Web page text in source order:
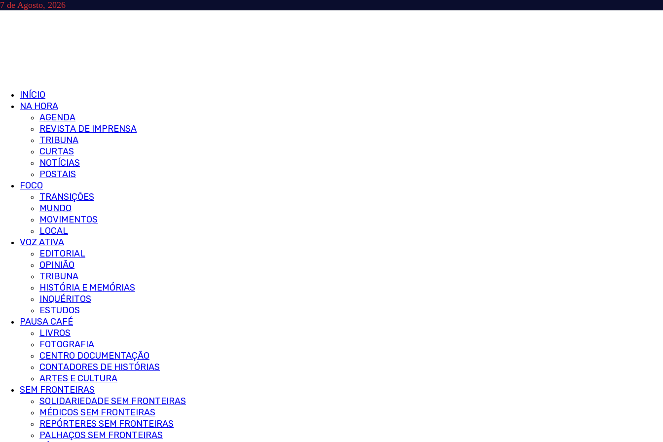
Skip
7 de Agosto, 2026
Primary
Menu
INÍCIO
NA HORA
AGENDA
REVISTA DE IMPRENSA
TRIBUNA
CURTAS
NOTÍCIAS
POSTAIS
FOCO
TRANSIÇÕES
MUNDO
MOVIMENTOS
LOCAL
VOZ ATIVA
EDITORIAL
OPINIÃO
TRIBUNA
HISTÓRIA E MEMÓRIAS
INQUÉRITOS
ESTUDOS
PAUSA CAFÉ
LIVROS
FOTOGRAFIA
CENTRO DOCUMENTAÇÃO
CONTADORES DE HISTÓRIAS
ARTES E CULTURA
SEM FRONTEIRAS
SOLIDARIEDADE SEM FRONTEIRAS
MÉDICOS SEM FRONTEIRAS
REPÓRTERES SEM FRONTEIRAS
PALHAÇOS SEM FRONTEIRAS